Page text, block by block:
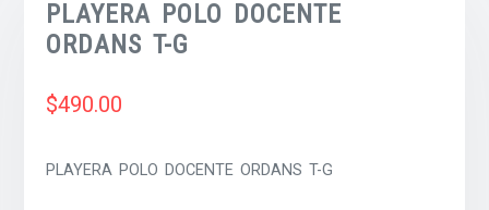
PLAYERA POLO DOCENTE
ORDANS T-G
$490.00
PLAYERA POLO DOCENTE ORDANS T-G